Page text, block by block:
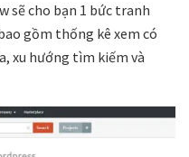
sẽ cho bạn 1 bức tranh
gồm thống kê xem có
xu hướng tìm kiếm và